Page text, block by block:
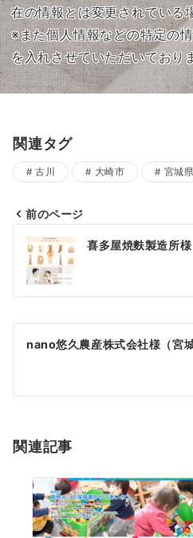
在の情報とは変更されている
※また個人情報などの特定の
を入れさせていただいており
関連タグ
古川 大崎市 宮城県
投
稿
ナ
ビ
ゲ
シ
ン
前のページ
喜多屋焼麩製造所様
nano悠久農産株式会社様（宮城
関連記事